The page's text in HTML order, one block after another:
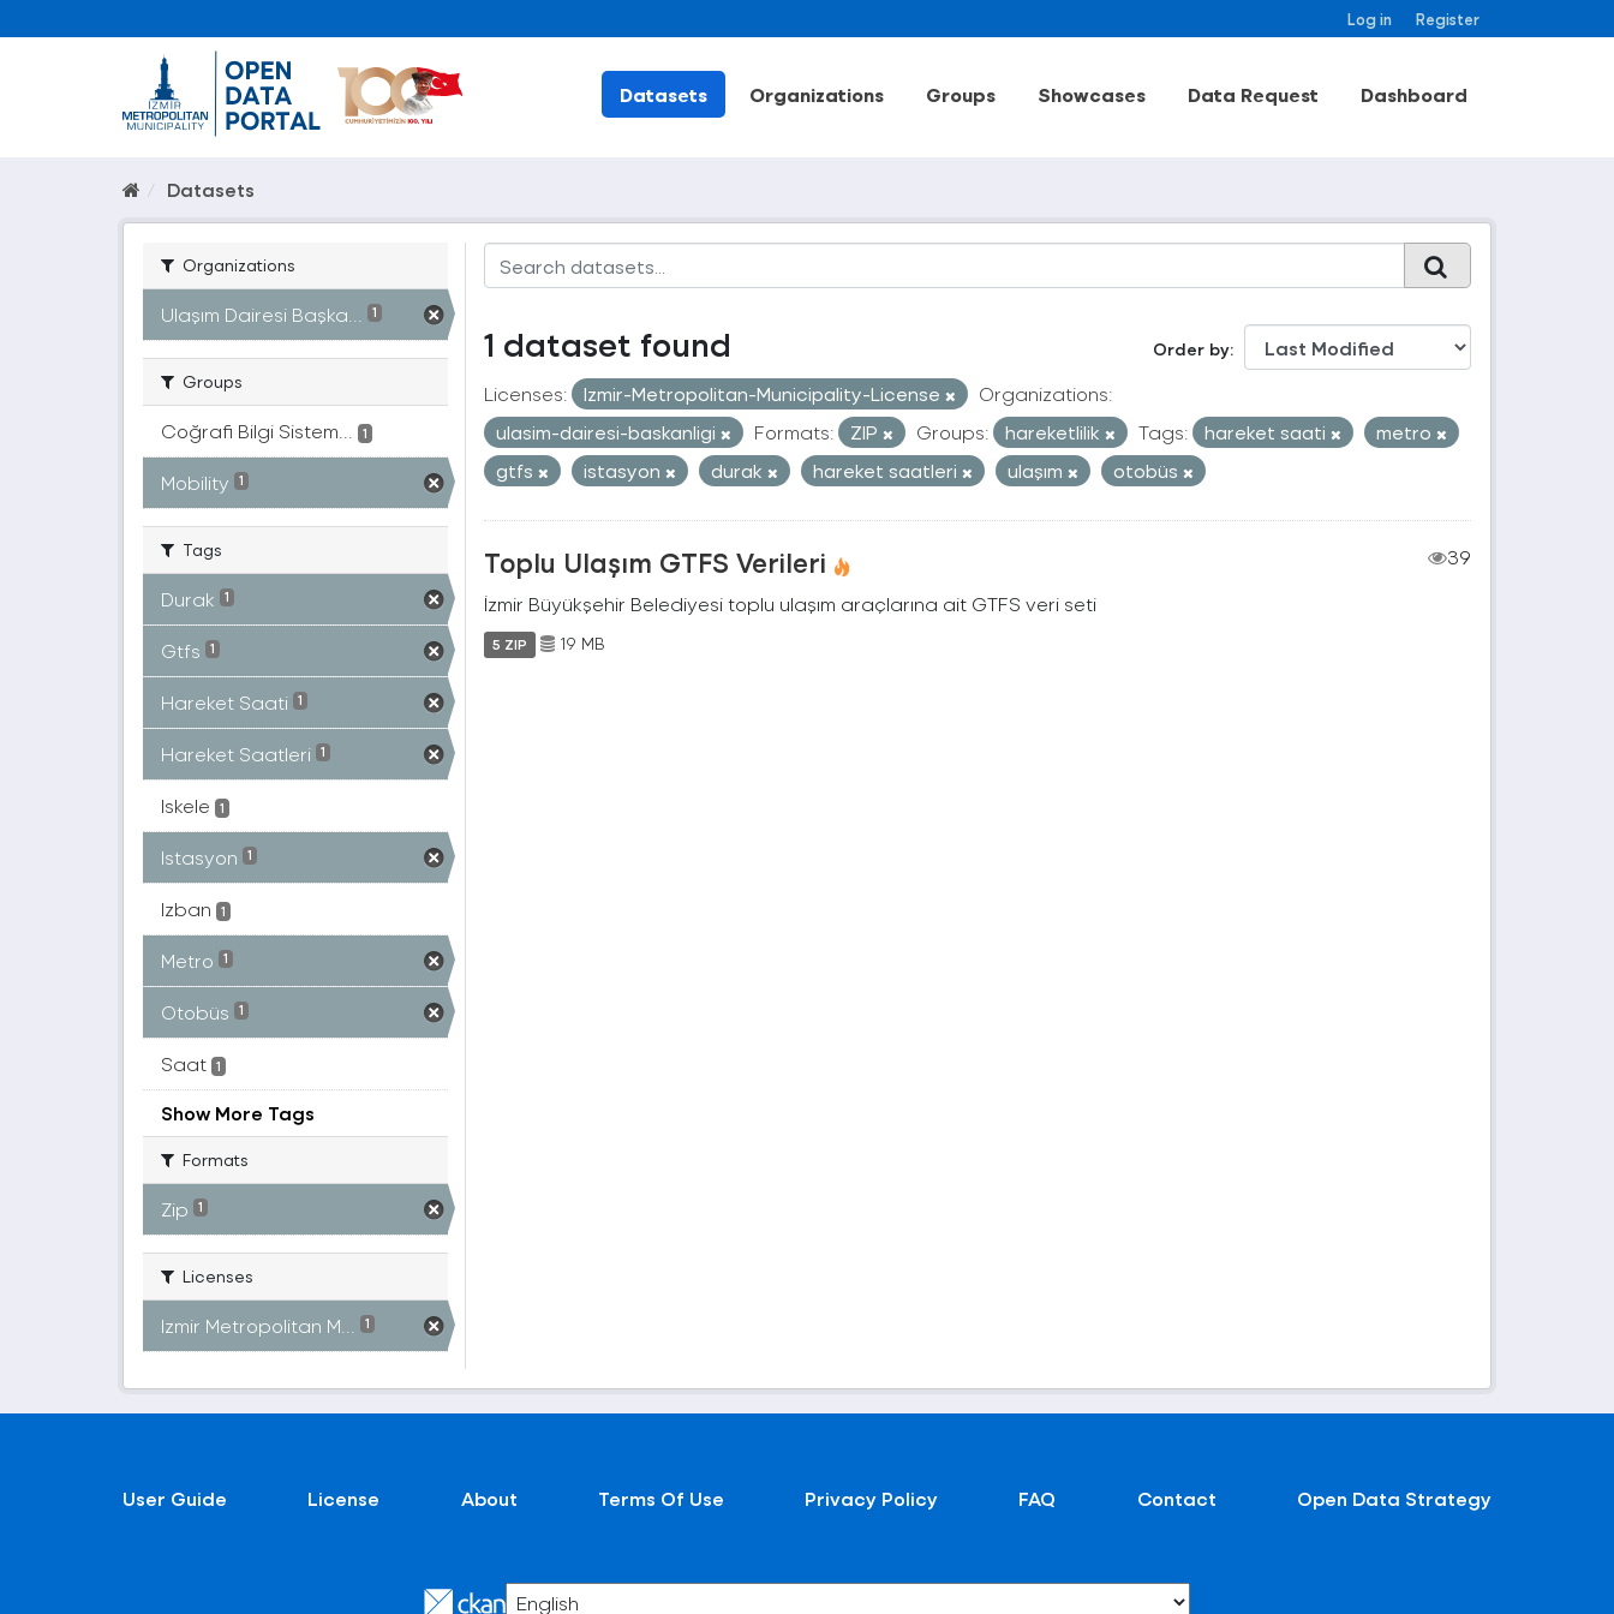
Log in Register
Datasets Organizations Groups Showcases Data Request Dashboard
Datasets
Organizations
Ulaşım Dairesi Başka... 1
Groups
Coğrafi Bilgi Sistem... 1
Mobility 1
Tags
Durak 1
Gtfs 1
Hareket Saati 1
Hareket Saatleri 1
Iskele 1
Istasyon 1
Izban 1
Metro 1
Otobüs 1
Saat 1
Show More Tags
Formats
Zip 1
Licenses
Izmir Metropolitan M... 1
Order by
1 dataset found
Licenses: Izmir-Metropolitan-Municipality-License
Organizations:
ulasim-dairesi-baskanligi
Formats: ZIP Groups: hareketlilik Tags: hareket saati
metro
gtfs
istasyon durak hareket saatleri ulaşım otobüs
Toplu Ulaşım GTFS Verileri
39
İzmir Büyükşehir Belediyesi toplu ulaşım araçlarına ait GTFS veri seti
5 ZIP 19 MB
User Guide License About Terms Of Use Privacy Policy FAQ Contact Open Data Strategy